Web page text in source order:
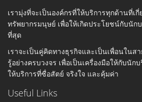
เรามุ่งที่จะเป็นองค์กรที่ให้บริการทุกด้านที่เ
ทรัพยากรมนุษย์ เพื่อให้เกิดประโยชน์กับนัก
ที่สุด
เราจะเป็นคู่คิดทางธุรกิจและเป็นเพื่อนในส
รู้อย่างครบวงจร เพื่อเป็นเครื่องมือให้กับนั
ให้บริการที่ซื่อสัตย์ จริงใจ และคุ้มค่า
Useful Links